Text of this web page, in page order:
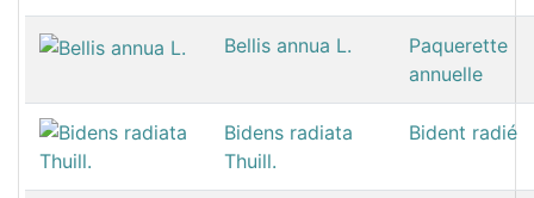
Bellis annua L.
Paquerette
annuelle
Bidens radiata
Thuill.
Bident radié